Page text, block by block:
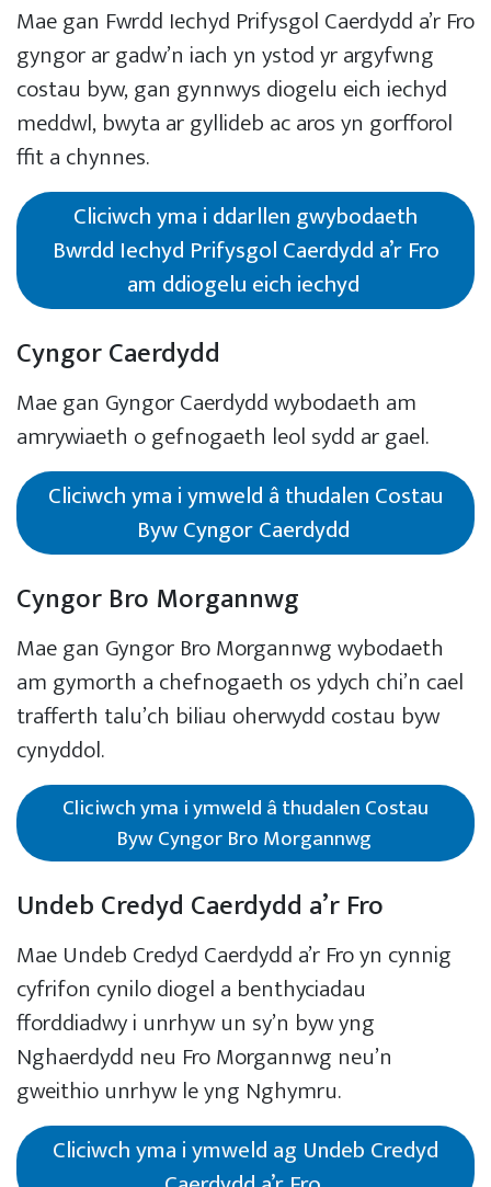
Mae gan Fwrdd Iechyd Prifysgol Caerdydd a’r Fro
gyngor ar gadw’n iach yn ystod yr argyfwng
costau byw, gan gynnwys diogelu eich iechyd
meddwl, bwyta ar gyllideb ac aros yn gorfforol
ffit a chynnes.
Cliciwch yma i ddarllen gwybodaeth
Bwrdd Iechyd Prifysgol Caerdydd a’r Fro
am ddiogelu eich iechyd
Cyngor Caerdydd
Mae gan Gyngor Caerdydd wybodaeth am
amrywiaeth o gefnogaeth leol sydd ar gael.
Cliciwch yma i ymweld â thudalen Costau
Byw Cyngor Caerdydd
Cyngor Bro Morgannwg
Mae gan Gyngor Bro Morgannwg wybodaeth
am gymorth a chefnogaeth os ydych chi’n cael
trafferth talu’ch biliau oherwydd costau byw
cynyddol.
Cliciwch yma i ymweld â thudalen Costau
Byw Cyngor Bro Morgannwg
Undeb Credyd Caerdydd a’r Fro
Mae Undeb Credyd Caerdydd a’r Fro yn cynnig
cyfrifon cynilo diogel a benthyciadau
fforddiadwy i unrhyw un sy’n byw yng
Nghaerdydd neu Fro Morgannwg neu’n
gweithio unrhyw le yng Nghymru.
Cliciwch yma i ymweld ag Undeb Credyd